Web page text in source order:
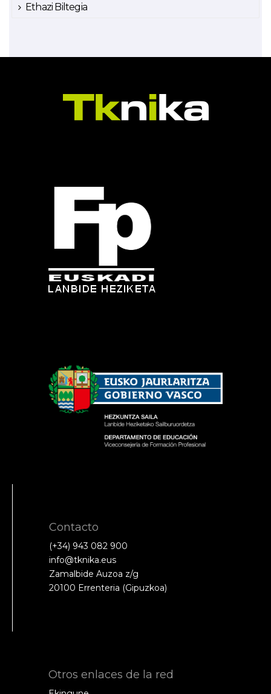
Ethazi Biltegia
Contacto
(+34) 943 082 900
info@tknika.eus
Zamalbide Auzoa z/g
20100 Errenteria (Gipuzkoa)
Otros enlaces de la red